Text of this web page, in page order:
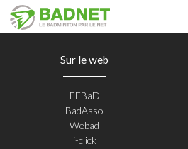
Sur le web
FFBaD
BadAsso
Webad
i-click